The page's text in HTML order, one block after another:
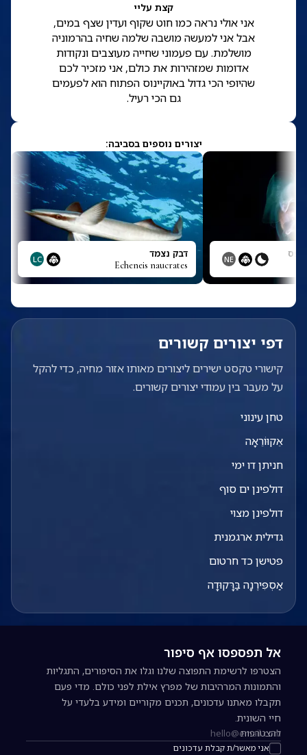
קצת עליי
אני אולי נראה כמו חוט שקוף ועדין שצף במים,
אבל אני למעשה מושבה שלמה שחיה בהרמוניה
מושלמת. עם פעמוני שחייה מעוצבים ונקודות
אדומות שמזהירות את כולם, אני מזכיר לכם
שהיופי הכי גדול באוקיינוס הפתוח הוא לפעמים
גם הכי רעיל.
יצורים נוספים בסביבה:
NE דבק נצמד
Echeneis naucrates
LC
דפי יצורים קשורים
קישורי טקסט ישירים ליצורים מאותו אזור מחיה, כדי להקל
על מעבר בין עמודי יצורים קשורים.
טחן עינוני
אֵקוּוֹרֵאָה
חניתן דו ימי
דולפינן ים סוף
דולפינן מצוי
גדילית ארגמנית
פטישן כד חרטום
אַסְפִּירֶנָה בַּרָּקוּדָה
אל תפספסו אף סיפור
הצטרפו לרשימת התפוצה שלנו וגלו את הסיפורים, התגליות
והתמונות המרהיבות של מפרץ אילת לפני כולם. מדי פעם
תקבלו מאתנו עדכונים, תכנים מקוריים ומידע בלעדי על
חיי השונית.
כתובת אימייל להרשמה לניוזלטר
אני מאשר/ת קבלת עדכונים
להצטרפות